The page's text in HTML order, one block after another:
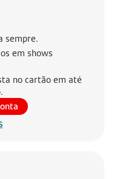
sempre.
em shows
no cartão em até